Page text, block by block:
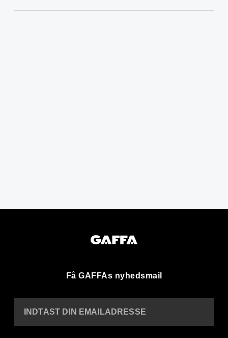
Få GAFFAs nyhedsmail
INDTAST DIN EMAILADRESSE